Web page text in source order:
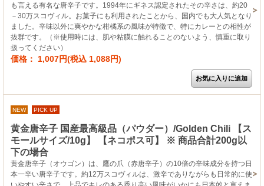
も言える有名な唐辛子です。1994年にギネス認定されたその辛さは、約20
－30万スコヴィル。お菓子にも利用されたことから、国内でも大人気となり
ました。辛味以外に爽やかな柑橘系の風味が特徴で、特にカレーとの相性が
抜群です。（※使用時には、肌や粘膜に触れることのないよう、慎重に取り
扱ってください）
価格： 1,007円(税込 1,088円)
NEW PICK UP
黄金唐辛子 国産最高級品（パウダー）/Golden Chili 【ス
モールサイズ/10g】 【ネコポス可】 ※ 商品合計200g以
下の場合
黄金唐辛子（オウゴン）は、鷹の爪（赤唐辛子）の10倍の辛味成分を持つ日
本一辛い唐辛子です。約12万スコヴィルは、激辛でありながらも日常的に使